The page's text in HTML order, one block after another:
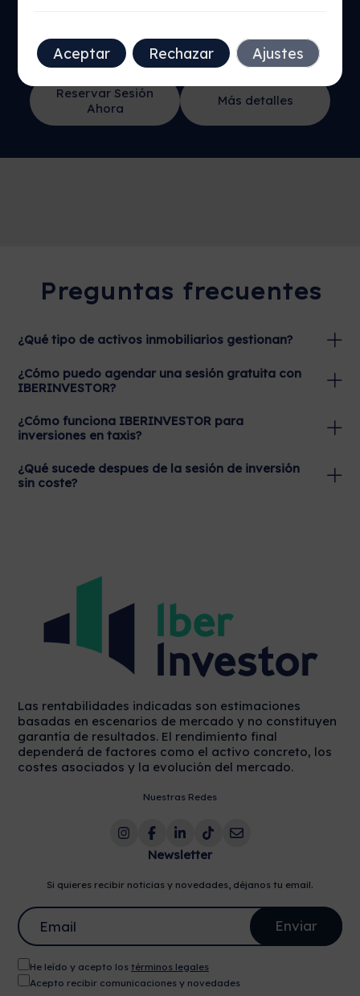
Solicita tu sesión sin coste para descubrir como
incrementar tu patrimonio y mantener un flujo de
ingresos mensuales continuo.
Reservar Sesión
Ahora
Más detalles
Preguntas frecuentes
¿Qué tipo de activos inmobiliarios gestionan?
¿Cómo puedo agendar una sesión gratuita con
IBERINVESTOR?
¿Cómo funciona IBERINVESTOR para
inversiones en taxis?
¿Qué sucede despues de la sesión de inversión
sin coste?
Las rentabilidades indicadas son estimaciones
basadas en escenarios de mercado y no constituyen
garantía de resultados. El rendimiento final
dependerá de factores como el activo concreto, los
costes asociados y la evolución del mercado.
Nuestras Redes
Newsletter
Si quieres recibir noticias y novedades, déjanos tu email.
He leído y acepto los términos legales
Acepto recibir comunicaciones y novedades
Aceptar Rechazar Ajustes